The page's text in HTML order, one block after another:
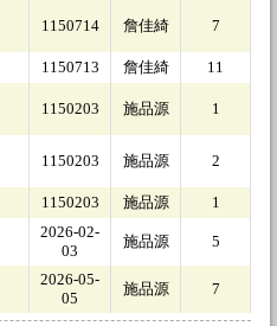
1150714 詹佳綺 7
1150713 詹佳綺 11
1150203 施品源 1
1150203 施品源 2
1150203 施品源 1
2026-02-
03
施品源 5
2026-05-
05
施品源 7